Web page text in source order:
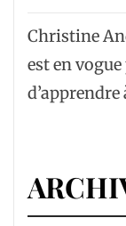
Christine
est en
d’apprendre